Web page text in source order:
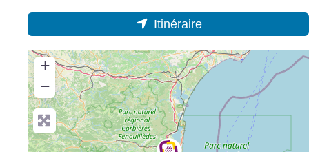
Itinéraire
+
−